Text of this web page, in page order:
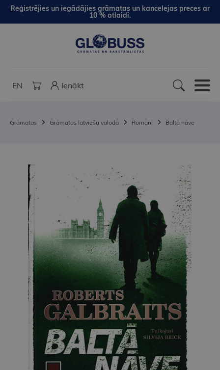
Reģistrējies un iegādājies grāmatas un kancelejas preces ar
10 % atlaidi.
EN Ienākt
Grāmatas Grāmatas latviešu valodā Romāni Baltā nāve